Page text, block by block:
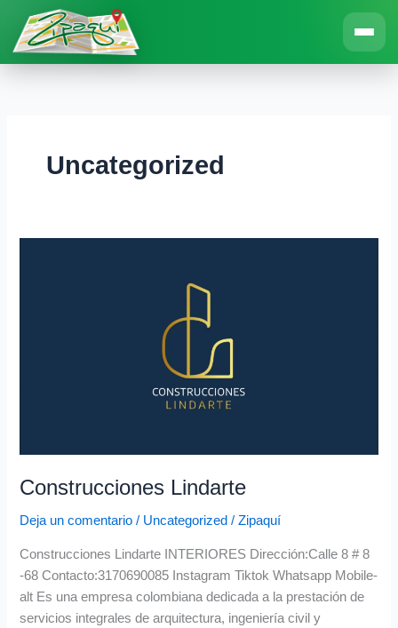
contenido
Uncategorized
Construcciones Lindarte
Deja un comentario / Uncategorized /Zipaquí
Construcciones Lindarte INTERIORES Dirección:Calle 8 # 8
-68 Contacto:3170690085 Instagram Tiktok Whatsapp Mobile-
alt Es una empresa colombiana dedicada a la prestación de
servicios integrales de arquitectura, ingeniería civil y